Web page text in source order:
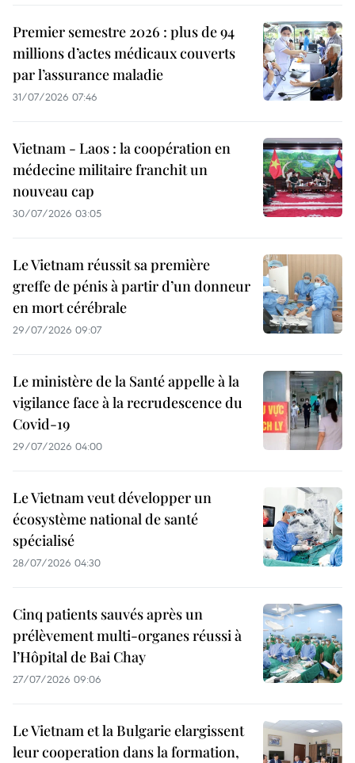
Premier semestre 2026 : plus de 94
millions d’actes médicaux couverts
par l’assurance maladie
31/07/2026 07:46
Vietnam - Laos : la coopération en
médecine militaire franchit un
nouveau cap
30/07/2026 03:05
Le Vietnam réussit sa première
greffe de pénis à partir d’un donneur
en mort cérébrale
29/07/2026 09:07
Le ministère de la Santé appelle à la
vigilance face à la recrudescence du
Covid-19
29/07/2026 04:00
Le Vietnam veut développer un
écosystème national de santé
spécialisé
28/07/2026 04:30
Cinq patients sauvés après un
prélèvement multi-organes réussi à
l’Hôpital de Bai Chay
27/07/2026 09:06
Le Vietnam et la Bulgarie elargissent
leur cooperation dans la formation,